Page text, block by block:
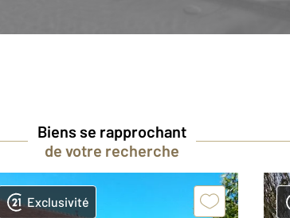
Biens se rapprochant
de votre recherche
Exclusivité